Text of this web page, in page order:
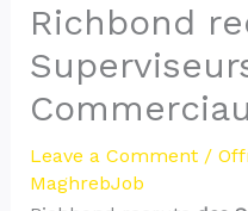
Richbond
Leave a Comment /
MaghrebJob